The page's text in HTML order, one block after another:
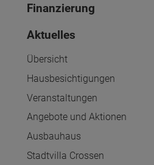
Finanzierung
Aktuelles
Übersicht
Hausbesichtigungen
Veranstaltungen
Angebote und Aktionen
Ausbauhaus
Stadtvilla Crossen